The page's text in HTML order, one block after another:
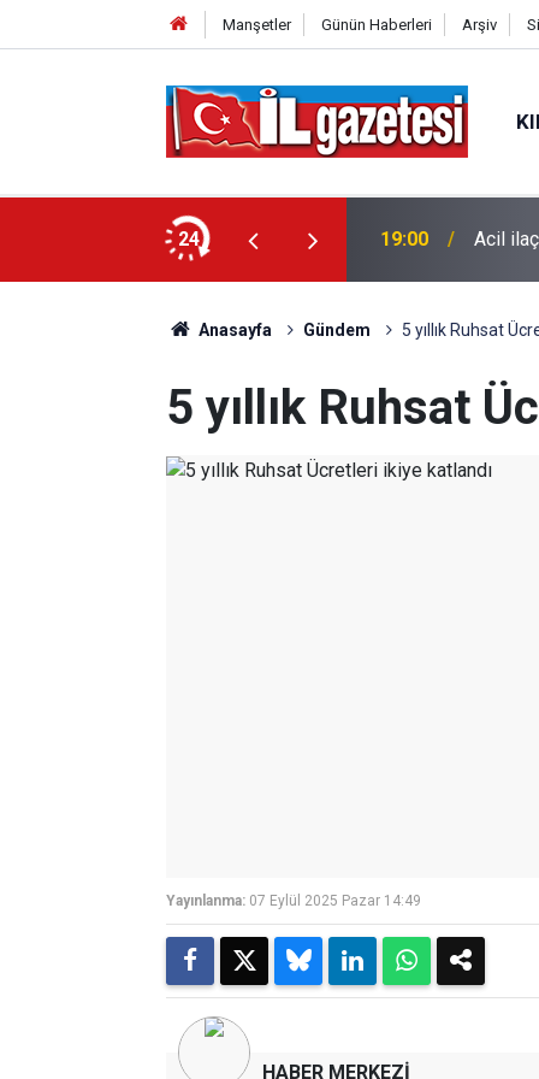
Manşetler Günün Haberleri Arşiv
24
tepkisi: "Geçici tedbirler
19:00 Acil
Anasayfa Gündem 5 yıllık Ruhsat
5 yıllık Ruhsat
Yayınlanma: 07 Eylül 2025 Pazar 14:49
HABER MERKEZİ